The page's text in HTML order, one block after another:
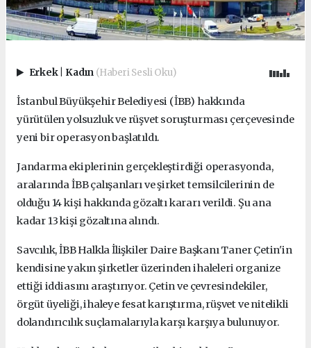
Erkek Kadın (Haberi Sesli Oku)
İstanbul Büyükşehir Belediyesi (İBB) hakkında
yürütülen yolsuzluk ve rüşvet soruşturması çerçevesinde
yeni bir operasyon başlatıldı.
Jandarma ekiplerinin gerçekleştirdiği operasyonda,
aralarında İBB çalışanları ve şirket temsilcilerinin de
olduğu 14 kişi hakkında gözaltı kararı verildi. Şu ana
kadar 13 kişi gözaltına alındı.
Savcılık, İBB Halkla İlişkiler Daire Başkanı Taner Çetin'in
kendisine yakın şirketler üzerinden ihaleleri organize
ettiği iddiasını araştırıyor. Çetin ve çevresindekiler,
örgüt üyeliği, ihaleye fesat karıştırma, rüşvet ve nitelikli
dolandırıcılık suçlamalarıyla karşı karşıya bulunuyor.